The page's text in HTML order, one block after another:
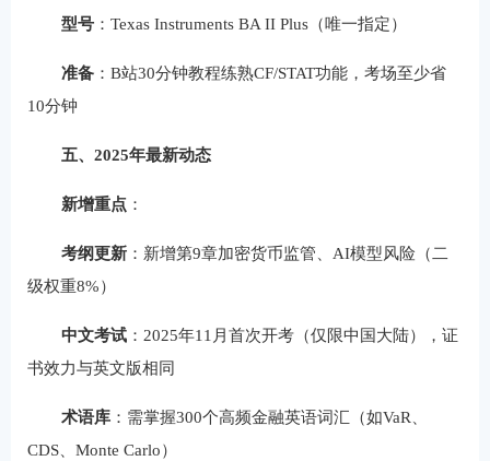
型号：Texas Instruments BA II Plus（唯一指定）
准备：B站30分钟教程练熟CF/STAT功能，考场至少省
10分钟
五、2025年最新动态
新增重点：
考纲更新：新增第9章加密货币监管、AI模型风险（二
级权重8%）
中文考试：2025年11月首次开考（仅限中国大陆），证
书效力与英文版相同
术语库：需掌握300个高频金融英语词汇（如VaR、
CDS、Monte Carlo）